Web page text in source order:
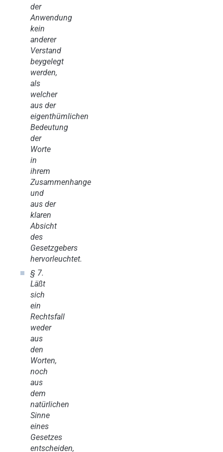
der
Anwendung
kein
anderer
Verstand
beygelegt
werden,
als
welcher
aus der
eigenthümlichen
Bedeutung
der
Worte
in
ihrem
Zusammenhange
und
aus der
klaren
Absicht
des
Gesetzgebers
hervorleuchtet.
§ 7.
Läßt
sich
ein
Rechtsfall
weder
aus
den
Worten,
noch
aus
dem
natürlichen
Sinne
eines
Gesetzes
entscheiden,